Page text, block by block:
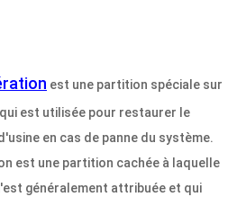
est une partition spéciale sur
est utilisée pour restaurer le
en cas de panne du système.
est une partition cachée à laquelle
généralement attribuée et qui